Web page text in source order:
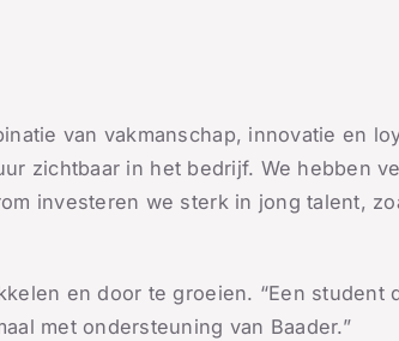
van vakmanschap, innovatie en
zichtbaar in het bedrijf. We hebben
investeren we sterk in jong talent,
en door te groeien. “Een student
met ondersteuning van Baader.”